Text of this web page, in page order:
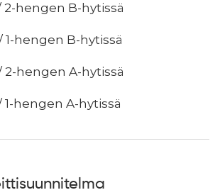
2-hengen B-hytissä
1-hengen B-hytissä
2-hengen A-hytissä
1-hengen A-hytissä